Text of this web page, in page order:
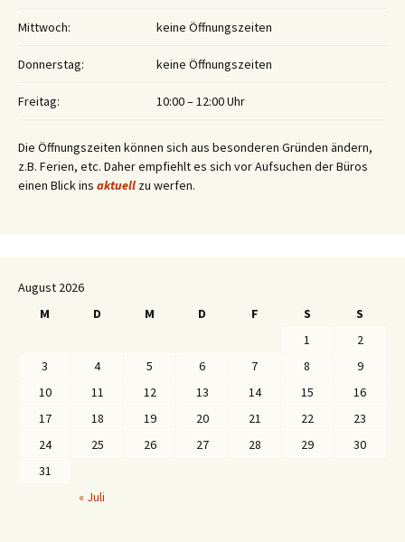
Mittwoch: keine Öffnungszeiten
Donnerstag: keine Öffnungszeiten
Freitag: 10:00 – 12:00 Uhr
Die Öffnungszeiten können sich aus besonderen Gründen ändern,
z.B. Ferien, etc. Daher empfiehlt es sich vor Aufsuchen der Büros
einen Blick ins aktuell zu werfen.
August 2026
M
D M D F S
S
1
2
3
4 5 6 7 8
9
10
11 12 13 14 15
16
17
18 19 20 21 22
23
24
25 26 27 28 29
30
31
« Juli